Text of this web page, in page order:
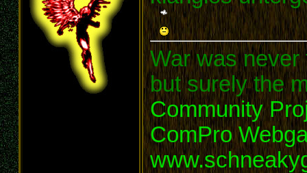
War was never
but surely the
Community
ComPro